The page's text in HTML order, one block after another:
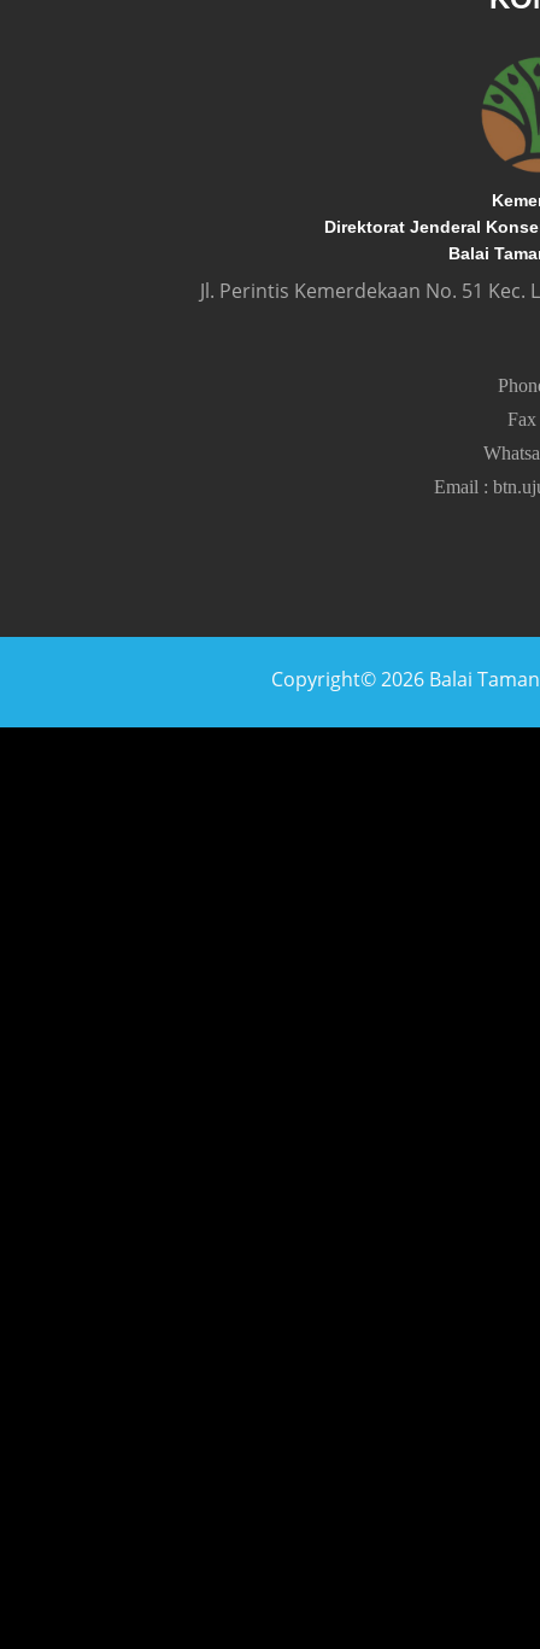
Direktorat Jenderal
Balai
Jl. Perintis Kemerdekaan No. 51
Fax
Email :
Copyright© 2026 Balai